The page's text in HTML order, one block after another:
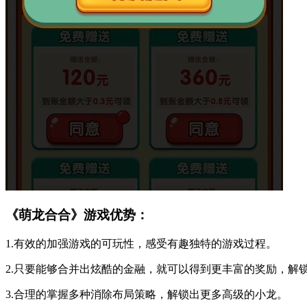
《萌龙合合》游戏优势：
1.有效的加强游戏的可玩性，感受有趣独特的游戏过程。
2.只要能够合并出炫酷的金融，就可以得到更丰富的奖励，解
3.合理的掌握多种消除布局策略，解锁出更多高级的小龙。